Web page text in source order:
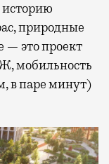
историю
природные
— это проект
мобильность
в паре минут)